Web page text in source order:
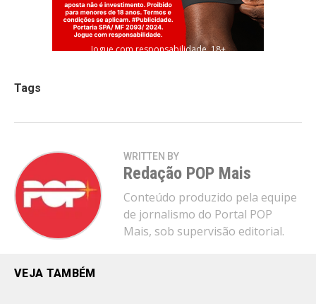
Jogue com responsabilidade. 18+
Tags
WRITTEN BY
Redação POP Mais
Conteúdo produzido pela equipe
de jornalismo do Portal POP
Mais, sob supervisão editorial.
VEJA TAMBÉM